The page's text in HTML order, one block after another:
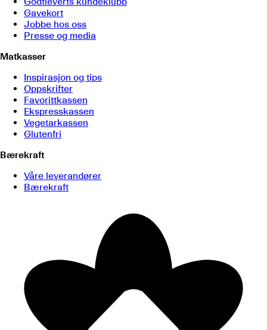
Gavekort
Jobbe hos oss
Presse og media
Matkasser
Inspirasjon og tips
Oppskrifter
Favorittkassen
Ekspresskassen
Vegetarkassen
Glutenfri
Bærekraft
Våre leverandører
Bærekraft